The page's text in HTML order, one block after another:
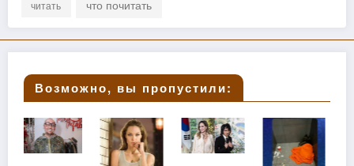
читать что почитать
Возможно, вы пропустили: